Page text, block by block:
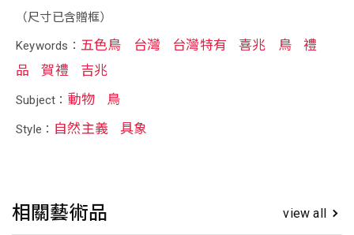
（尺寸已含贈框）
Keywords： 五色鳥 台灣 台灣特有 喜兆 鳥
禮
品
賀禮 吉兆
Subject： 動物 鳥
Style： 自然主義 具象
相關藝術品 view all